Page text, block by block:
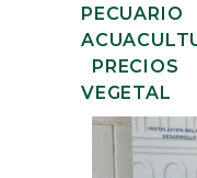
PECUARIO
PRECIOS
VEGETAL